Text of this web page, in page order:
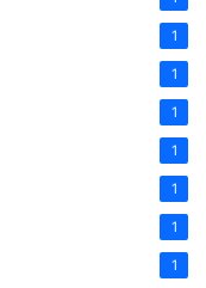
1
1
1
1
1
1
1